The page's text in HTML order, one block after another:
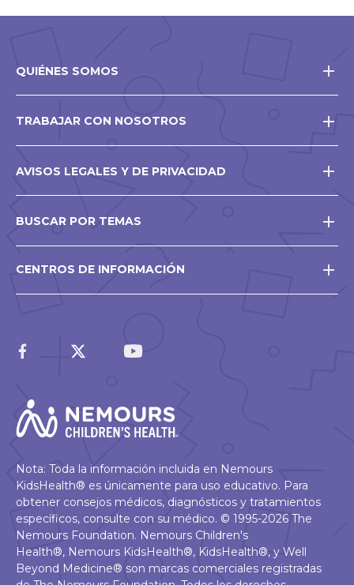
QUIÉNES SOMOS
TRABAJAR CON NOSOTROS
AVISOS LEGALES Y DE PRIVACIDAD
BUSCAR POR TEMAS
CENTROS DE INFORMACIÓN
Nota: Toda la información incluida en Nemours
KidsHealth® es únicamente para uso educativo. Para
obtener consejos médicos, diagnósticos y tratamientos
específicos, consulte con su médico. © 1995-2026 The
Nemours Foundation. Nemours Children's
Health®, Nemours KidsHealth®, KidsHealth®, y Well
Beyond Medicine® son marcas comerciales registradas